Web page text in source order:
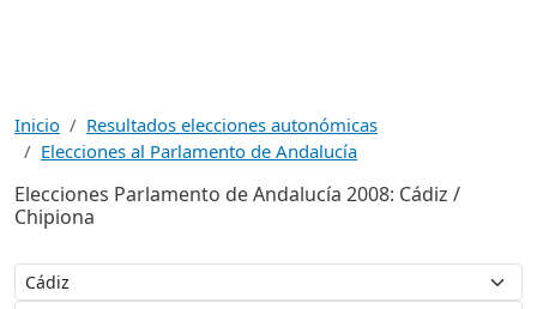
Inicio
Resultados elecciones autonómicas
Elecciones al Parlamento de Andalucía
Elecciones Parlamento de Andalucía 2008: Cádiz /
Chipiona